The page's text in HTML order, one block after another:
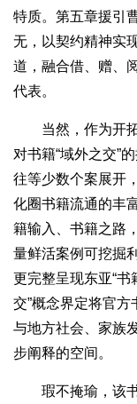
特质。第五章援引
无，以契约精神实
道，融合借、赠、
代表。
当然，作为开拓
对书籍“域外之交”
往等少数个案展开
化圈书籍流通的丰
籍输入、书籍之路
量鲜活案例可挖掘
更完整呈现东亚“书
交”概念界定将官
与地方社会、家族
步阐释的空间。
瑕不掩瑜，该书